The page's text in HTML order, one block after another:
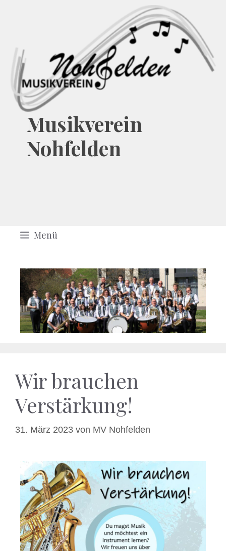
Musikverein
Nohfelden
Menü
Wir brauchen
Verstärkung!
31. März 2023 von MV Nohfelden